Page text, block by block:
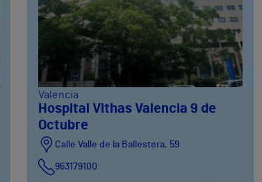
Valencia
Hospital Vithas Valencia 9 de
Octubre
Calle Valle de la Ballestera, 59
963179100